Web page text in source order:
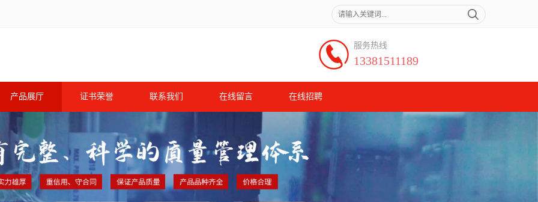
服务热线
13381511189
产品展厅 证书荣誉 联系我们 在线留言 在线招聘